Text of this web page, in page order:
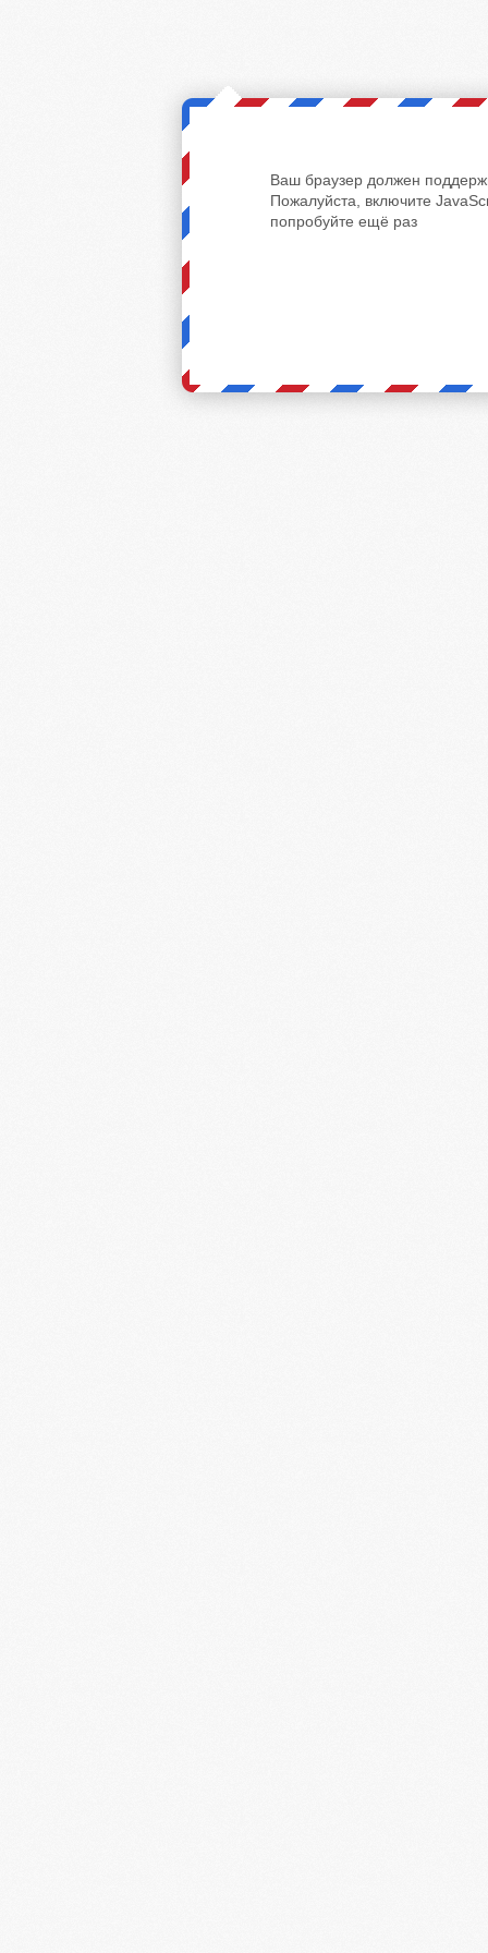
Ваш браузер должен
Пожалуйста, включите
попробуйте ещё раз